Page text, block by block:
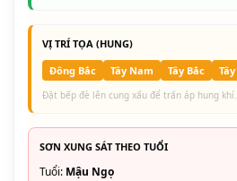
VỊ TRÍ TỌA (HUNG)
Đông Bắc
Tây Nam Tây Bắc Tây
Đặt bếp đè lên cung xấu để trấn áp hung khí.
SƠN XUNG SÁT THEO TUỔI
Tuổi: Mậu Ngọ